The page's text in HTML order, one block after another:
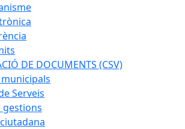
DE DOCUMENTS (CSV)
Serveis
gestions